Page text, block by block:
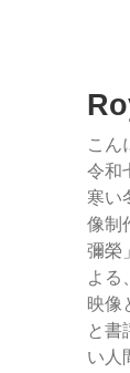
こん
令和
寒い
像制
彌榮
よる
映像
と書
い人